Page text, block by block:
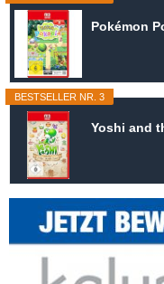
Pokémon
BESTSELLER NR. 3
Yoshi and